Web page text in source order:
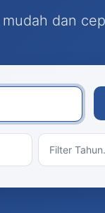
dan